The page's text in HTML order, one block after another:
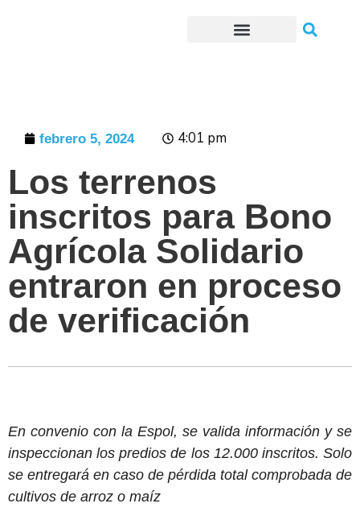
febrero 5, 2024 4:01 pm
Los terrenos
inscritos para Bono
Agrícola Solidario
entraron en proceso
de verificación
En convenio con la Espol, se valida información y se
inspeccionan los predios de los 12.000 inscritos. Solo
se entregará en caso de pérdida total comprobada de
cultivos de arroz o maíz